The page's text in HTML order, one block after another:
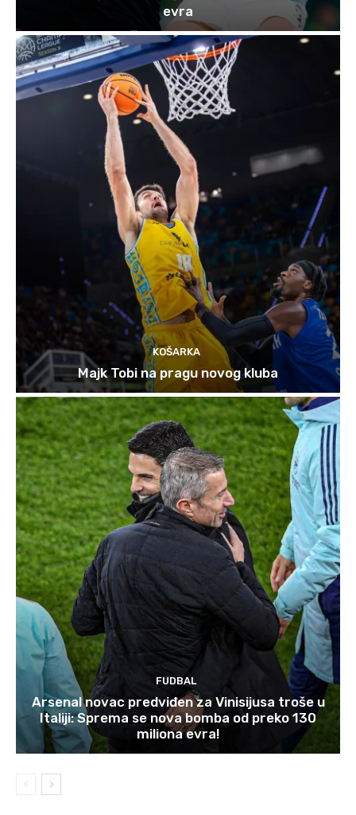
evra
KOŠARKA
Majk Tobi na pragu novog kluba
FUDBAL
Arsenal novac predviđen za Vinisijusa troše u
Italiji: Sprema se nova bomba od preko 130
miliona evra!